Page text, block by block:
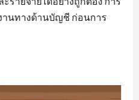
านทางด้านบัญชี ก่อนการ